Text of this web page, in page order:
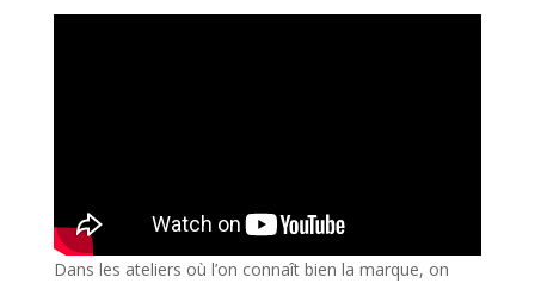
Dans les ateliers où l’on connaît bien la marque, on